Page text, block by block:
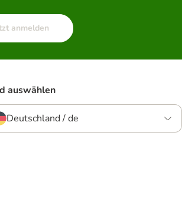
anmelden
auswählen
Deutschland / de